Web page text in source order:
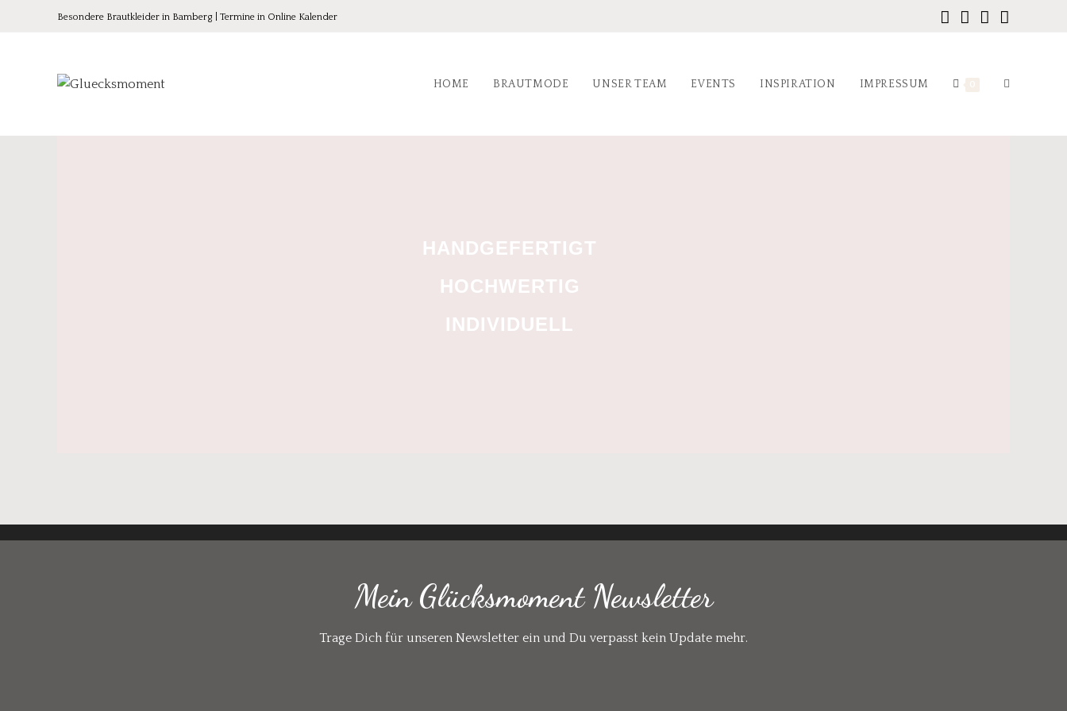
Besondere Brautkleider in Bamberg | Termine in Online Kalender
HOME BRAUTMODE UNSER TEAM EVENTS INSPIRATION IMPRESSUM
HANDGEFERTIGT
HOCHWERTIG
INDIVIDUELL
Mein Glücksmoment Newsletter
Trage Dich für unseren Newsletter ein und Du verpasst kein Update mehr.